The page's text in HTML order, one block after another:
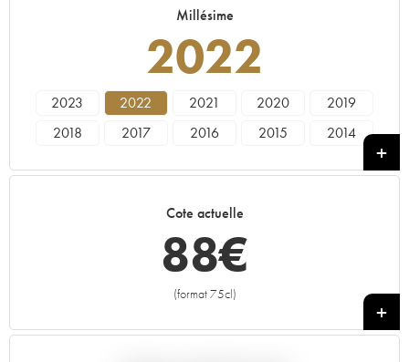
Millésime
2022
2023 2022 2021 2020
2019
2018
2017 2016 2015
2014
Cote actuelle
88€
(format 75cl)
+